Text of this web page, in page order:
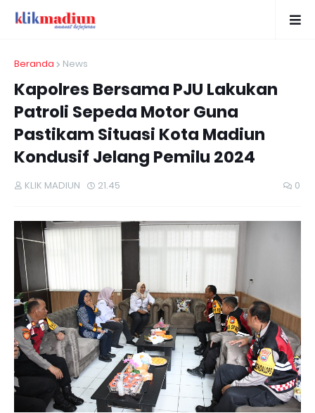
Beranda News
Kapolres Bersama PJU Lakukan
Patroli Sepeda Motor Guna
Pastikam Situasi Kota Madiun
Kondusif Jelang Pemilu 2024
KLIK MADIUN 21.45 0